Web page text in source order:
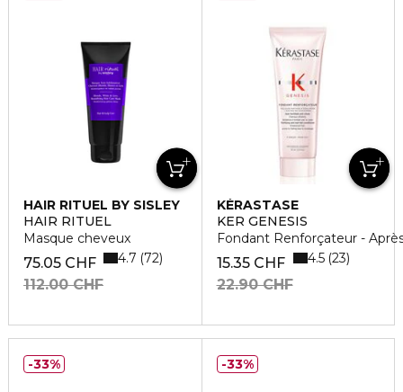
HAIR RITUEL BY SISLEY
HAIR RITUEL
Masque cheveux
75.05 CHF
112.00 CHF
4.7 72
KÉRASTASE
KER GENESIS
Fondant Renforçateur -
15.35 CHF
22.90 CHF
4.5 23
33% 33%